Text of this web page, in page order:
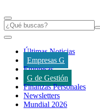
Últimas Noticias
Empresas G
Empresas
G de Gestión
Finanzas Personales
Newsletters
Mundial 2026